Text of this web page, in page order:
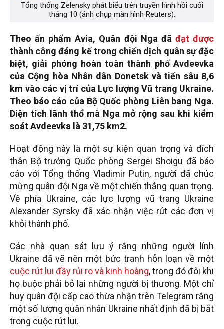
Tổng thống Zelensky phát biểu trên truyền hình hồi cuối
tháng 10 (ảnh chụp màn hình Reuters).
Theo ấn phẩm Avia, Quân đội Nga đã đạt được
thành công đáng kể trong chiến dịch quân sự đặc
biệt, giải phóng hoàn toàn thành phố Avdeevka
của Cộng hòa Nhân dân Donetsk và tiến sâu 8,6
km vào các vị trí của Lực lượng Vũ trang Ukraine.
Theo báo cáo của Bộ Quốc phòng Liên bang Nga.
Diện tích lãnh thổ mà Nga mở rộng sau khi kiểm
soát Avdeevka là 31,75 km2.
Hoạt động này là một sự kiện quan trọng và đích
thân Bộ trưởng Quốc phòng Sergei Shoigu đã báo
cáo với Tổng thống Vladimir Putin, người đã chúc
mừng quân đội Nga về một chiến thắng quan trọng.
Về phía Ukraine, các lực lượng vũ trang Ukraine
Alexander Syrsky đã xác nhận việc rút các đơn vị
khỏi thành phố.
Các nhà quan sát lưu ý rằng những người lính
Ukraine đã vẽ nên một bức tranh hỗn loạn về một
cuộc rút lui đầy rủi ro và kinh hoàng, trong đó đôi khi
họ buộc phải bỏ lại những người bị thương. Một chỉ
huy quân đội cấp cao thừa nhận trên Telegram rằng
một số lượng quân nhân Ukraine nhất định đã bị bắt
trong cuộc rút lui.